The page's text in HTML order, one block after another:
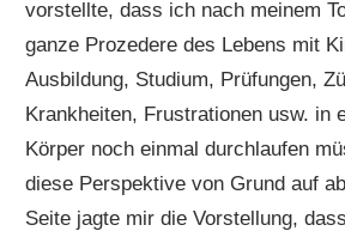
vorstellte, dass ich nach meinem
ganze Prozedere des Lebens mit
Ausbildung, Studium, Prüfungen,
Krankheiten, Frustrationen usw. in
Körper noch einmal durchlaufen
diese Perspektive von Grund auf
Seite jagte mir die Vorstellung,